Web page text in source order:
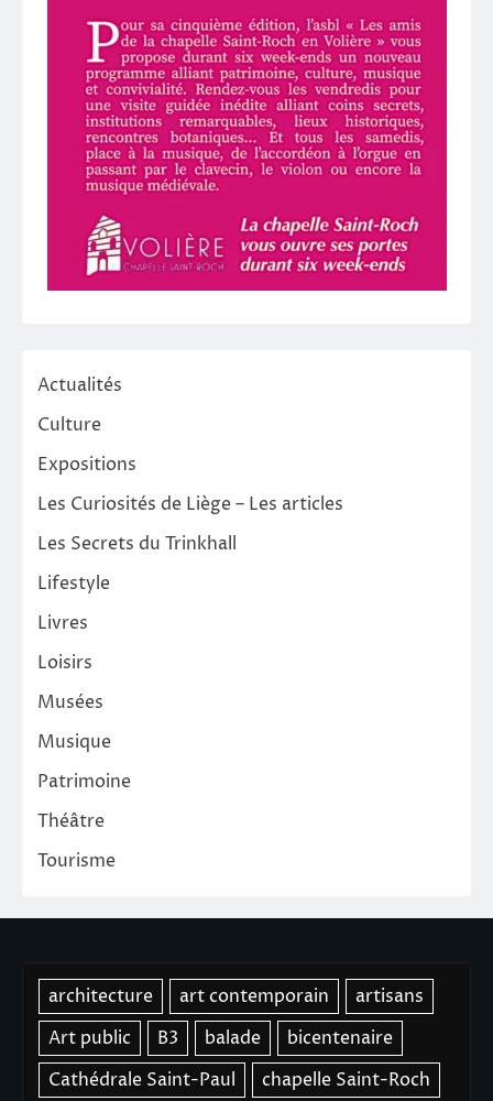
Actualités
Culture
Expositions
Les Curiosités de Liège – Les articles
Les Secrets du Trinkhall
Lifestyle
Livres
Loisirs
Musées
Musique
Patrimoine
Théâtre
Tourisme